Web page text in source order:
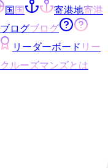
国国 寄港地寄港
ブログブログ
リーダーボード リー
クルーズマンズとは